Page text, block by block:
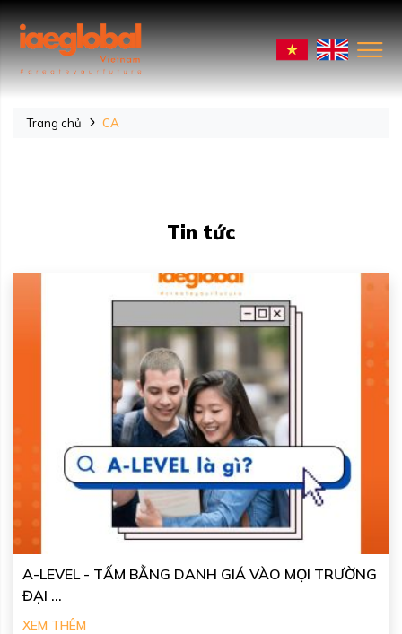
Trang chủ CA
Tin tức
A-LEVEL - TẤM BẰNG DANH GIÁ VÀO MỌI TRƯỜNG
ĐẠI ...
XEM THÊM